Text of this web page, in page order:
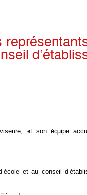
et son équipe
et au conseil